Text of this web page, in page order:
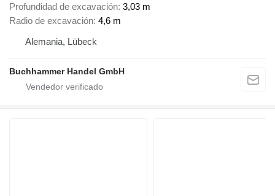
Profundidad de excavación 3,03 m
Radio de excavación 4,6 m
Alemania, Lübeck
Buchhammer Handel GmbH